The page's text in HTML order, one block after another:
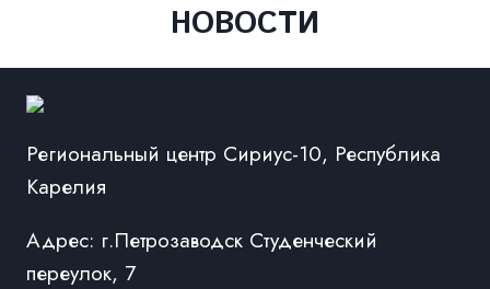
НОВОСТИ
Региональный центр Сириус-10, Республика
Карелия
Адрес: г.Петрозаводск Студенческий
переулок, 7